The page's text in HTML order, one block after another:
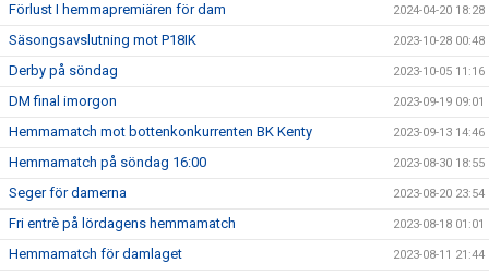
Förlust I hemmapremiären för dam 2024-04-20 18:28
Säsongsavslutning mot P18IK 2023-10-28 00:48
Derby på söndag 2023-10-05 11:16
DM final imorgon 2023-09-19 09:01
Hemmamatch mot bottenkonkurrenten BK Kenty 2023-09-13 14:46
Hemmamatch på söndag 16:00 2023-08-30 18:55
Seger för damerna 2023-08-20 23:54
Fri entrè på lördagens hemmamatch 2023-08-18 01:01
Hemmamatch för damlaget 2023-08-11 21:44